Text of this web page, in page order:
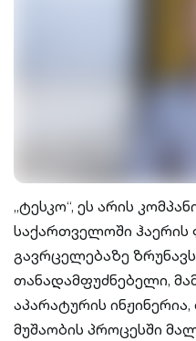
„ტესკო“, ეს არის
საქართველოში
გავრცელებაზე
თანადამფუძნებელი,
აპარატურის
მუშაობის პროცესში